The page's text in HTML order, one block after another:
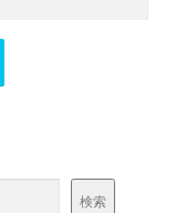
検索